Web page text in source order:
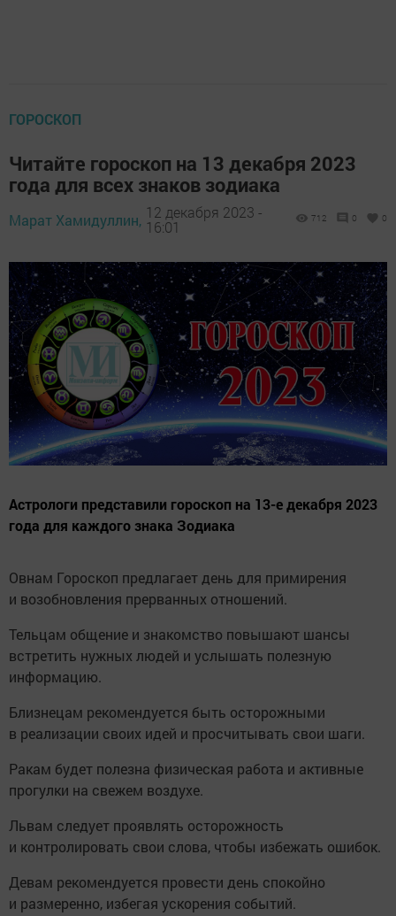
ГОРОСКОП
Читайте гороскоп на 13 декабря 2023
года для всех знаков зодиака
Марат Хамидуллин, 12 декабря 2023 -
16:01
712 0 0
Астрологи представили гороскоп на 13-е декабря 2023
года для каждого знака Зодиака
Овнам Гороскоп предлагает день для примирения
и возобновления прерванных отношений.
Тельцам общение и знакомство повышают шансы
встретить нужных людей и услышать полезную
информацию.
Близнецам рекомендуется быть осторожными
в реализации своих идей и просчитывать свои шаги.
Ракам будет полезна физическая работа и активные
прогулки на свежем воздухе.
Львам следует проявлять осторожность
и контролировать свои слова, чтобы избежать ошибок.
Девам рекомендуется провести день спокойно
и размеренно, избегая ускорения событий.